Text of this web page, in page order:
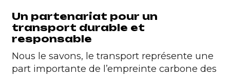
Un partenariat pour un
transport durable et
responsable
Nous le savons, le transport représente une
part importante de l’empreinte carbone des